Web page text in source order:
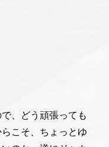
、どう頑張っても
こそ、ちょっとゆ